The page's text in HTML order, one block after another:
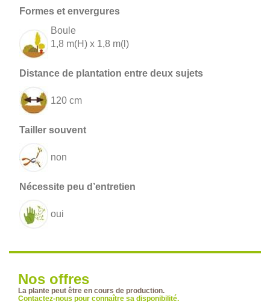
Boule
1,8 m(H) x 1,8 m(l)
120 cm
non
oui
Nos offres
La plante peut être en cours de production.
Contactez-nous pour connaître sa disponibilité.